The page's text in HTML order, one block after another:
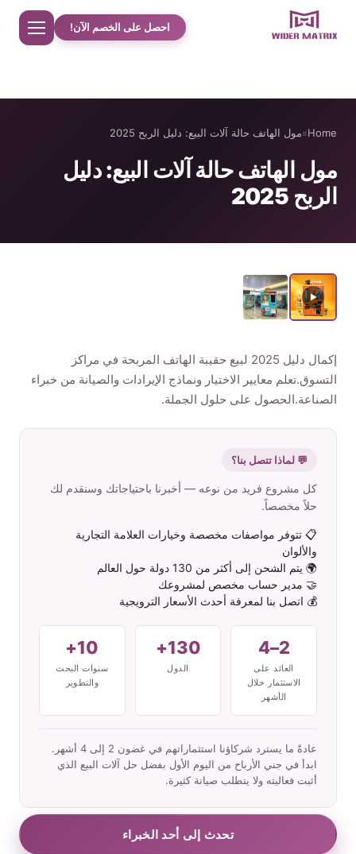
Home
مت جر
دراسات حالة حلوى القطن
الهاتف حالة آلة بيع
الم نت ج
احصل على الخصم الآن!
Home
»مول الهاتف حالة آلات البيع: دليل الربح 2025
مول الهاتف حالة آلات البيع: دليل
الربح 2025
إكمال دليل 2025 لبيع حقيبة الهاتف المربحة في مراكز
التسوق.تعلم معايير الاختيار ونماذج الإيرادات والصيانة من خبراء
الصناعة.الحصول على حلول الجملة.
💬 لماذا تتصل بنا؟
كل مشروع فريد من نوعه — أخبرنا باحتياجاتك وسنقدم لك
حلاً مخصصاً.
📋 تتوفر مواصفات مخصصة وخيارات العلامة التجارية
والألوان
🌍 يتم الشحن إلى أكثر من 130 دولة حول العالم
🤝 مدير حساب مخصص لمشروعك
💰 اتصل بنا لمعرفة أحدث الأسعار الترويجية
2–4
العائد على
الاستثمار خلال
الأشهر
130+
الدول
10+
سنوات البحث
والتطوير
عادةً ما يسترد شركاؤنا استثماراتهم في غضون 2 إلى 4 أشهر.
ابدأ في جني الأرباح من اليوم الأول بفضل حل آلات البيع الذي
أثبت فعاليته ولا يتطلب صيانة كثيرة.
تحدث إلى أحد الخبراء